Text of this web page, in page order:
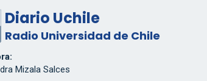
Diario Uchile
Radio Universidad de Chile
Mizala Salces